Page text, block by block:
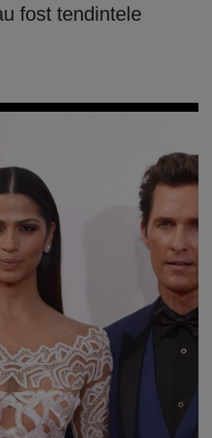
fost tendintele